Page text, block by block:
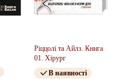
Ріццолі та Айлз. Книга
01. Хірург
В наявності